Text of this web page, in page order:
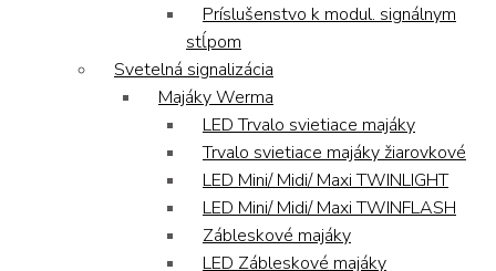
Príslušenstvo k modul. signálnym
stĺpom
Svetelná signalizácia
Majáky Werma
LED Trvalo svietiace majáky
Trvalo svietiace majáky žiarovkové
LED Mini/ Midi/ Maxi TWINLIGHT
LED Mini/ Midi/ Maxi TWINFLASH
Zábleskové majáky
LED Zábleskové majáky